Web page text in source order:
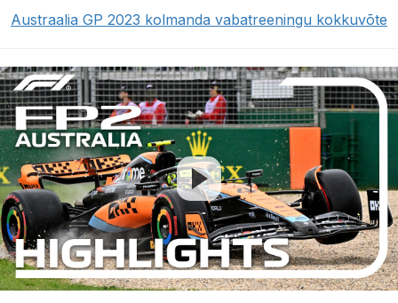
Austraalia GP 2023 kolmanda vabatreeningu kokkuvõte